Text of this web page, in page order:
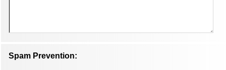
Spam Prevention: